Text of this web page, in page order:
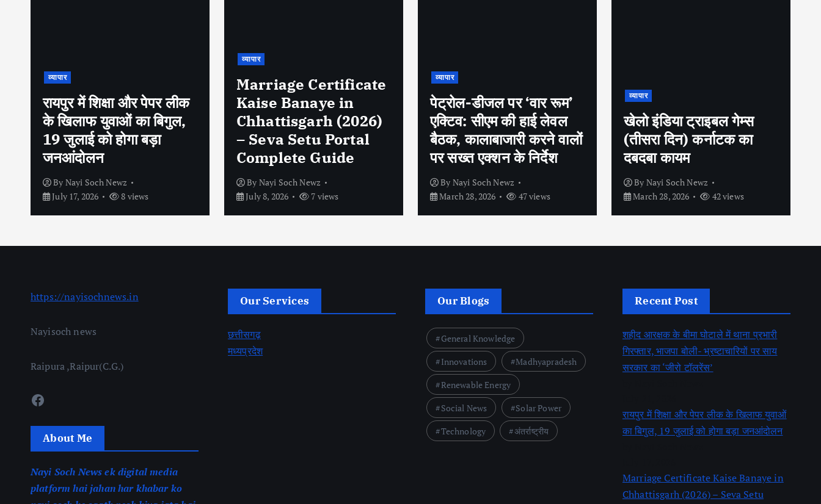
Marriage Certificate
Kaise Banaye in
Chhattisgarh (2026)
– Seva Setu Portal
Complete Guide
By Nayi Soch Newz
July 8, 2026
7 views
पेट्रोल-डीजल पर ‘वार रूम’
एक्टिव: सीएम की हाई लेवल
बैठक, कालाबाजारी करने वालों
पर सख्त एक्शन के निर्देश
By Nayi Soch Newz
March 28, 2026
47 views
व्यापार
खेलो इंडिया ट्राइबल गेम्स
(तीसरा दिन) कर्नाटक का
दबदबा कायम
By Nayi Soch Newz
March 28, 2026
42 views
तुगलकी फ़रमान, अब बिना
सूचना शादी, जन्मदिन में 100
मेहमान नहीं बुला सकते लगेगा
जुर्माना
By Nayi Soch Newz
March 28, 2026
42 views
https://nayisochnews.in
Nayisoch news
Raipura ,Raipur(C.G.)
Facebook
About Me
Nayi Soch News ek digital media
platform hai jahan har khabar ko
Our Services
छत्तीसगढ़
मध्यप्रदेश
Our Blogs
General Knowledge
Innovations
Madhyapradesh
Renewable Energy
Social News
Solar Power
Technology
अंतर्राष्ट्रीय
Recent Post
शहीद आरक्षक के बीमा घोटाले में थाना प्रभारी
गिरफ्तार, भाजपा बोली- भ्रष्टाचारियों पर साय
सरकार का ‘जीरो टॉलरेंस’
रायपुर में शिक्षा और पेपर लीक के खिलाफ युवाओं
का बिगुल, 19 जुलाई को होगा बड़ा जनआंदोलन
Marriage Certificate Kaise Banaye in
Chhattisgarh (2026) – Seva Setu